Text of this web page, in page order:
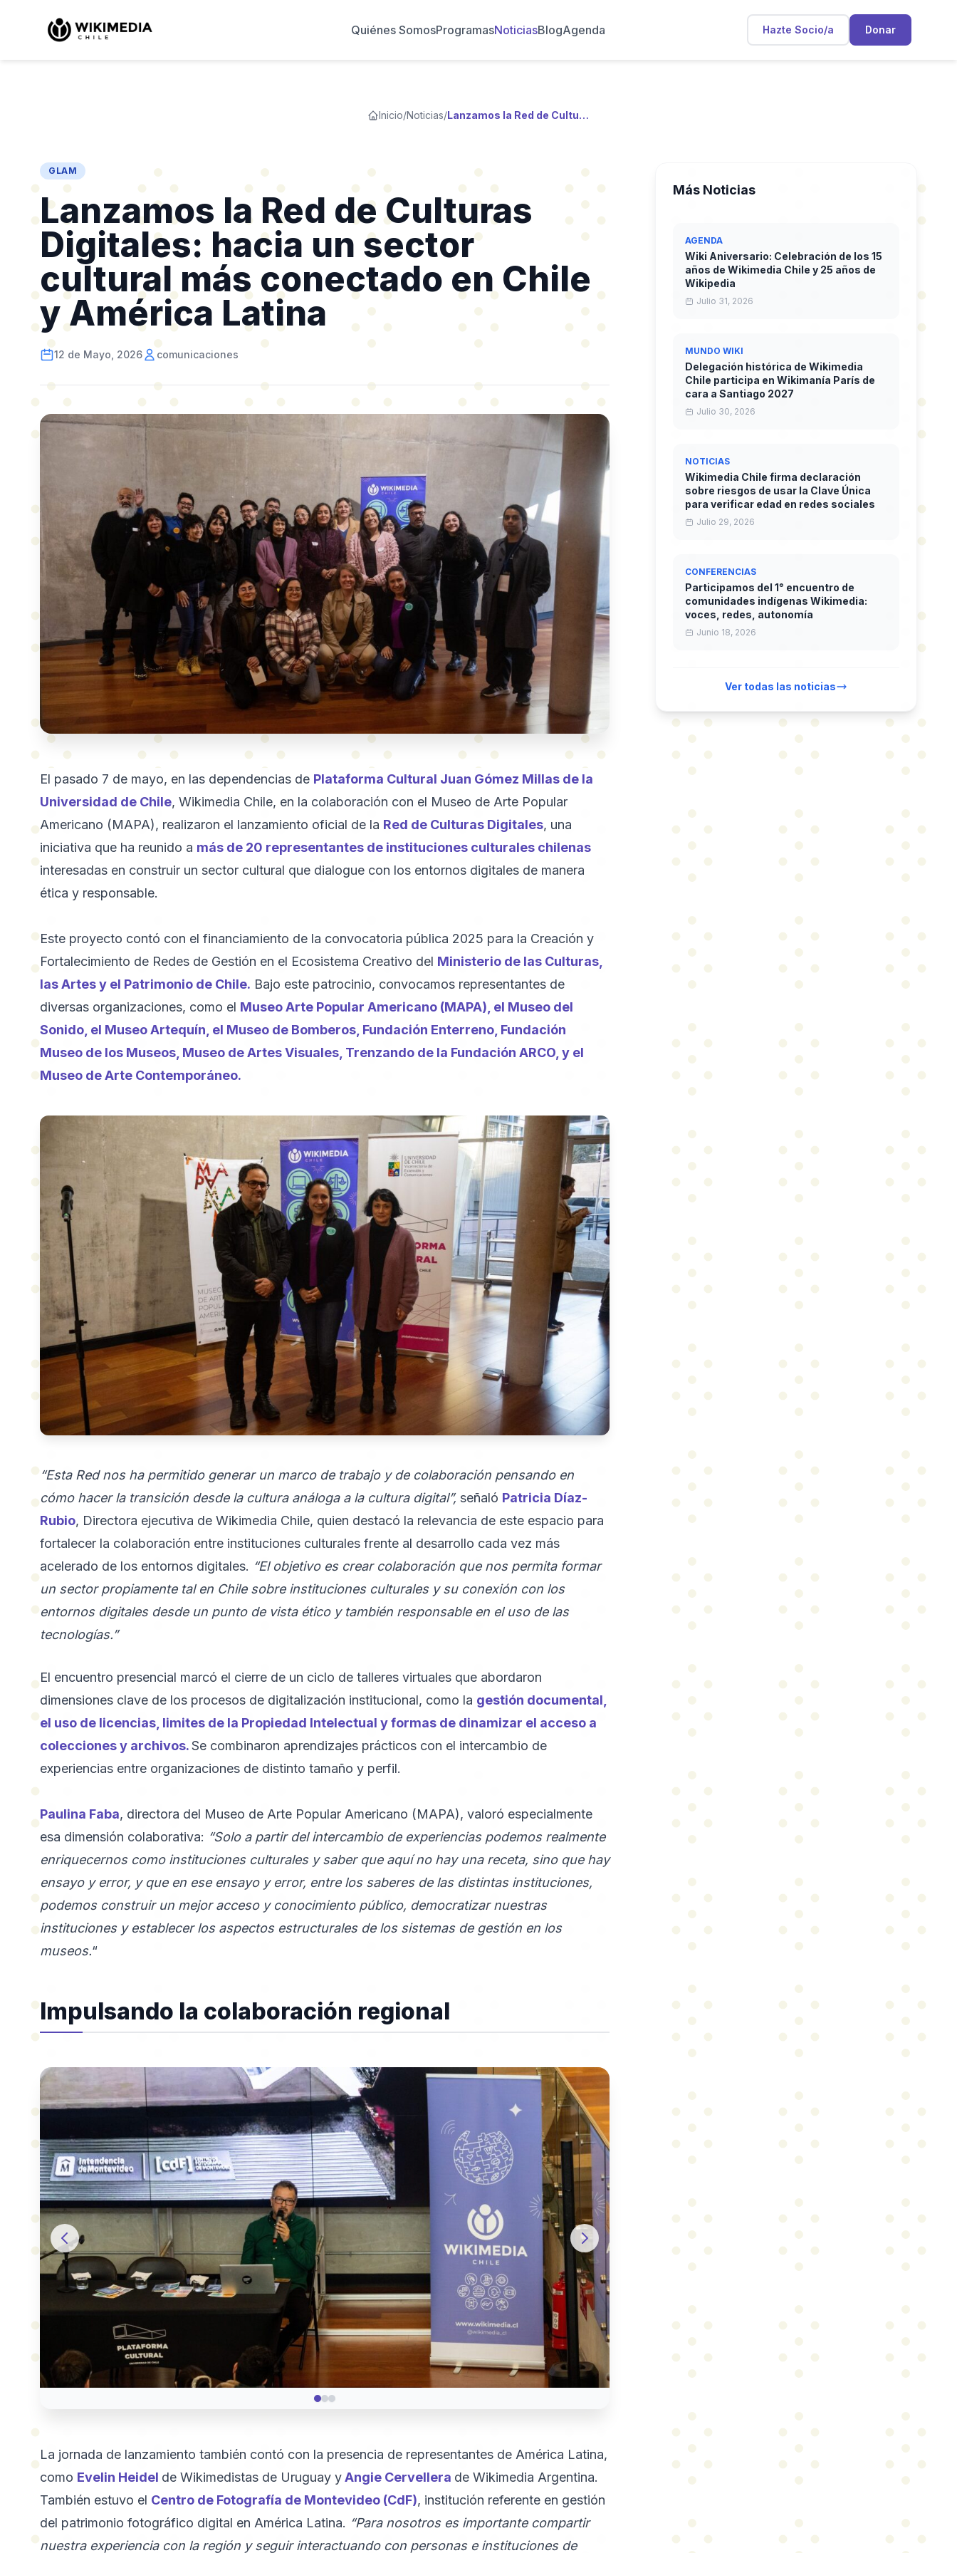
Quiénes SomosProgramasNoticiasBlogAgenda Hazte Socio/a Donar
Inicio/Noticias/ Lanzamos la Red de Culturas Digitales: hacia un sector cultural más conectado en Chile y América Latina
GLAM
Lanzamos la Red de Culturas
Digitales: hacia un sector
cultural más conectado en Chile
y América Latina
12 de Mayo, 2026 comunicaciones
El pasado 7 de mayo, en las dependencias de Plataforma Cultural Juan Gómez Millas de la
Universidad de Chile, Wikimedia Chile, en la colaboración con el Museo de Arte Popular
Americano (MAPA), realizaron el lanzamiento oficial de la Red de Culturas Digitales, una
iniciativa que ha reunido a más de 20 representantes de instituciones culturales chilenas
interesadas en construir un sector cultural que dialogue con los entornos digitales de manera
ética y responsable.
Este proyecto contó con el financiamiento de la convocatoria pública 2025 para la Creación y
Fortalecimiento de Redes de Gestión en el Ecosistema Creativo del Ministerio de las Culturas,
las Artes y el Patrimonio de Chile. Bajo este patrocinio, convocamos representantes de
diversas organizaciones, como el Museo Arte Popular Americano (MAPA), el Museo del
Sonido, el Museo Artequín, el Museo de Bomberos, Fundación Enterreno, Fundación
Museo de los Museos, Museo de Artes Visuales, Trenzando de la Fundación ARCO, y el
Museo de Arte Contemporáneo.
“Esta Red nos ha permitido generar un marco de trabajo y de colaboración pensando en
cómo hacer la transición desde la cultura análoga a la cultura digital”, señaló Patricia Díaz-
Rubio, Directora ejecutiva de Wikimedia Chile, quien destacó la relevancia de este espacio para
fortalecer la colaboración entre instituciones culturales frente al desarrollo cada vez más
acelerado de los entornos digitales. “El objetivo es crear colaboración que nos permita formar
un sector propiamente tal en Chile sobre instituciones culturales y su conexión con los
entornos digitales desde un punto de vista ético y también responsable en el uso de las
tecnologías.”
El encuentro presencial marcó el cierre de un ciclo de talleres virtuales que abordaron
dimensiones clave de los procesos de digitalización institucional, como la gestión documental,
el uso de licencias, limites de la Propiedad Intelectual y formas de dinamizar el acceso a
colecciones y archivos.Se combinaron aprendizajes prácticos con el intercambio de
experiencias entre organizaciones de distinto tamaño y perfil.
Paulina Faba, directora del Museo de Arte Popular Americano (MAPA), valoró especialmente
esa dimensión colaborativa: “Solo a partir del intercambio de experiencias podemos realmente
enriquecernos como instituciones culturales y saber que aquí no hay una receta, sino que hay
ensayo y error, y que en ese ensayo y error, entre los saberes de las distintas instituciones,
podemos construir un mejor acceso y conocimiento público, democratizar nuestras
instituciones y establecer los aspectos estructurales de los sistemas de gestión en los
museos.“
Impulsando la colaboración regional
La jornada de lanzamiento también contó con la presencia de representantes de América Latina,
como Evelin Heidel de Wikimedistas de Uruguay yAngie Cervellera de Wikimedia Argentina.
También estuvo el Centro de Fotografía de Montevideo (CdF), institución referente en gestión
del patrimonio fotográfico digital en América Latina. “Para nosotros es importante compartir
nuestra experiencia con la región y seguir interactuando con personas e instituciones de
Más Noticias
AGENDA
Wiki Aniversario: Celebración de los 15
años de Wikimedia Chile y 25 años de
Wikipedia
Julio 31, 2026
MUNDO WIKI
Delegación histórica de Wikimedia
Chile participa en Wikimanía París de
cara a Santiago 2027
Julio 30, 2026
NOTICIAS
Wikimedia Chile firma declaración
sobre riesgos de usar la Clave Única
para verificar edad en redes sociales
Julio 29, 2026
CONFERENCIAS
Participamos del 1° encuentro de
comunidades indígenas Wikimedia:
voces, redes, autonomía
Junio 18, 2026
Ver todas las noticias